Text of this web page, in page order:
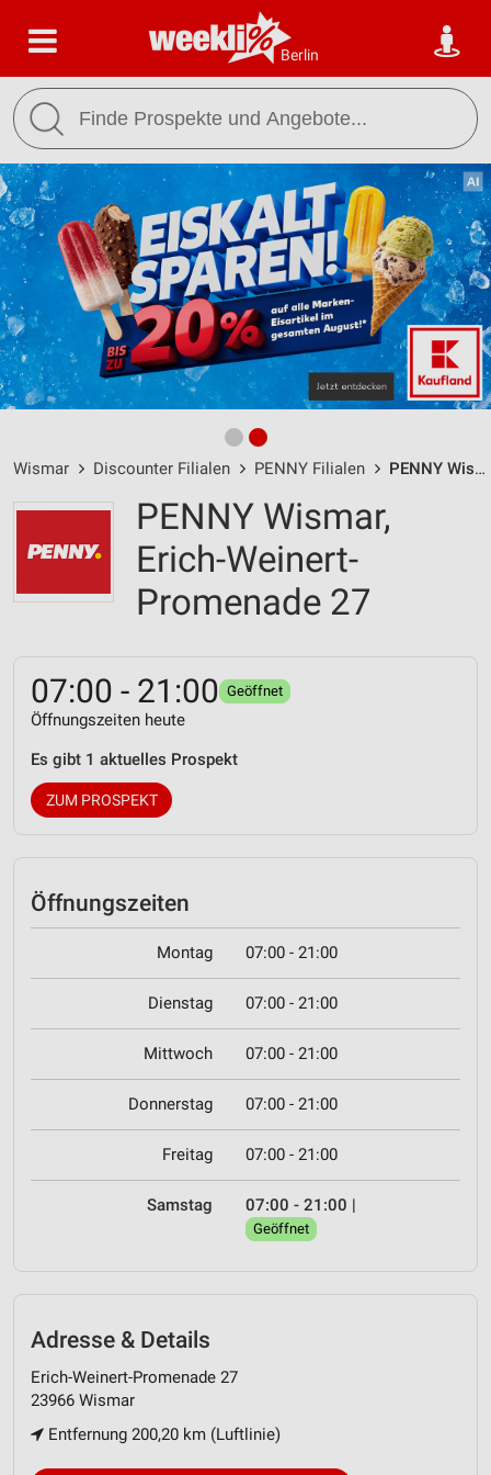
Berlin
Wismar Discounter Filialen PENNY Filialen PENNY Wismar / Erich-Weinert-Promenade 27 - Öffnungszeiten & Adresse
PENNY Wismar,
Erich-Weinert-
Promenade 27
07:00 - 21:00 Geöffnet
Öffnungszeiten heute
Es gibt 1 aktuelles Prospekt
ZUM PROSPEKT
Öffnungszeiten
Montag 07:00 - 21:00
Dienstag 07:00 - 21:00
Mittwoch 07:00 - 21:00
Donnerstag 07:00 - 21:00
Freitag 07:00 - 21:00
Samstag 07:00 - 21:00 |
Geöffnet
Adresse & Details
Erich-Weinert-Promenade 27
23966 Wismar
Entfernung 200,20 km (Luftlinie)